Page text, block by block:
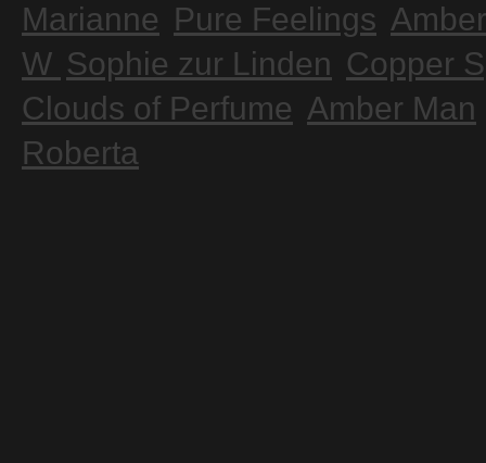
Marianne Pure Feelings Amber
W Sophie zur Linden Copper
Clouds of Perfume Amber Man
Roberta